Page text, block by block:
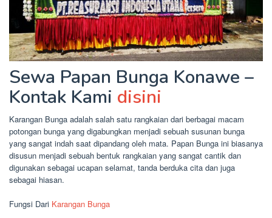
Sewa Papan Bunga Konawe –
Kontak Kami disini
Karangan Bunga adalah salah satu rangkaian dari berbagai macam
potongan bunga yang digabungkan menjadi sebuah susunan bunga
yang sangat indah saat dipandang oleh mata. Papan Bunga ini biasanya
disusun menjadi sebuah bentuk rangkaian yang sangat cantik dan
digunakan sebagai ucapan selamat, tanda berduka cita dan juga
sebagai hiasan.
Fungsi Dari Karangan Bunga